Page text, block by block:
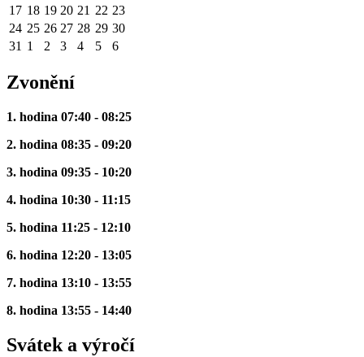
17 18 19 20 21 22 23
24 25 26 27 28 29 30
31 1 2 3 4 5 6
Zvonění
1. hodina 07:40 - 08:25
2. hodina 08:35 - 09:20
3. hodina 09:35 - 10:20
4. hodina 10:30 - 11:15
5. hodina 11:25 - 12:10
6. hodina 12:20 - 13:05
7. hodina 13:10 - 13:55
8. hodina 13:55 - 14:40
Svátek a výročí